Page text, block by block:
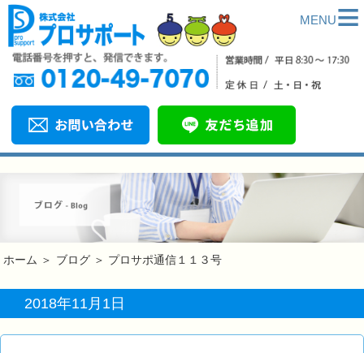
MENU≡
ホーム ＞ ブログ＞ プロサポ通信１１３号
2018年11月1日